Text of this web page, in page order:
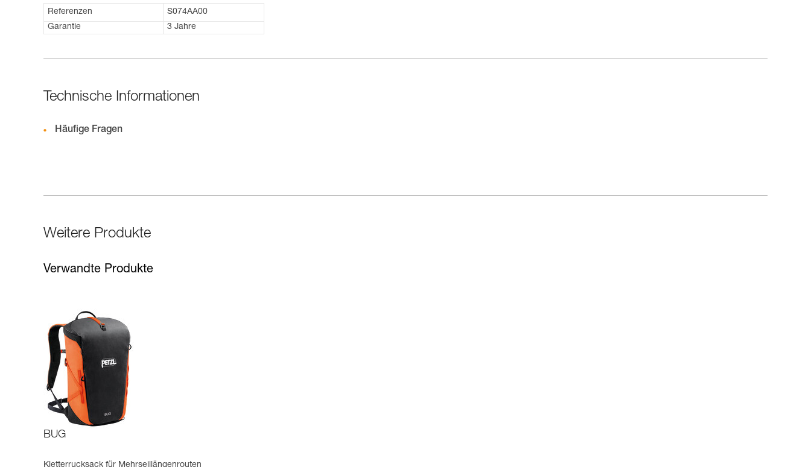
Referenzen
S074AA00
Garantie
3 Jahre
Technische Informationen
Häufige Fragen
Weitere Produkte
Verwandte Produkte
BUG
Kletterrucksack für Mehrseillängenrouten